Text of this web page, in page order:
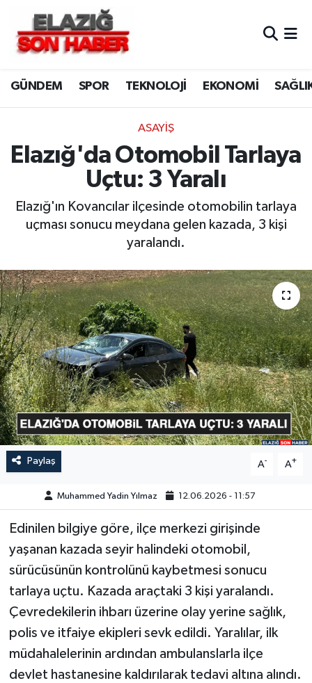
GÜNDEM SPOR TEKNOLOJİ EKONOMİ
ASAYİŞ
Elazığ'da Otomobil Tarlaya
Uçtu: 3 Yaralı
Elazığ'ın Kovancılar ilçesinde otomobilin tarlaya
uçması sonucu meydana gelen kazada, 3 kişi
yaralandı.
Paylaş A- A+
Muhammed Yadin Yılmaz 12.06.2026 - 11:57
Edinilen bilgiye göre, ilçe merkezi girişinde
yaşanan kazada seyir halindeki otomobil,
sürücüsünün kontrolünü kaybetmesi sonucu
tarlaya uçtu. Kazada araçtaki 3 kişi yaralandı.
Çevredekilerin ihbarı üzerine olay yerine sağlık,
polis ve itfaiye ekipleri sevk edildi. Yaralılar, ilk
müdahalelerinin ardından ambulanslarla ilçe
devlet hastanesine kaldırılarak tedavi altına alındı.
CANLI YAYIN
ASAYİŞ
BİLİM VE TEKNOLOJİ
DÜNYA
EKONOMİ
GENEL
GÜNDEM
HABERDE İNSAN
KÜLTÜR-SANAT
MAGAZİN
ÖZEL HABER
POLİTİKA
SAĞLIK
SİYASET
SPOR
Merkez Hava Durumu
Merkez Trafik Yoğunluk Haritası
Süper Lig Puan Durumu ve Fikstür
Tüm Manşetler
Son Dakika Haberleri
Haber Arşivi